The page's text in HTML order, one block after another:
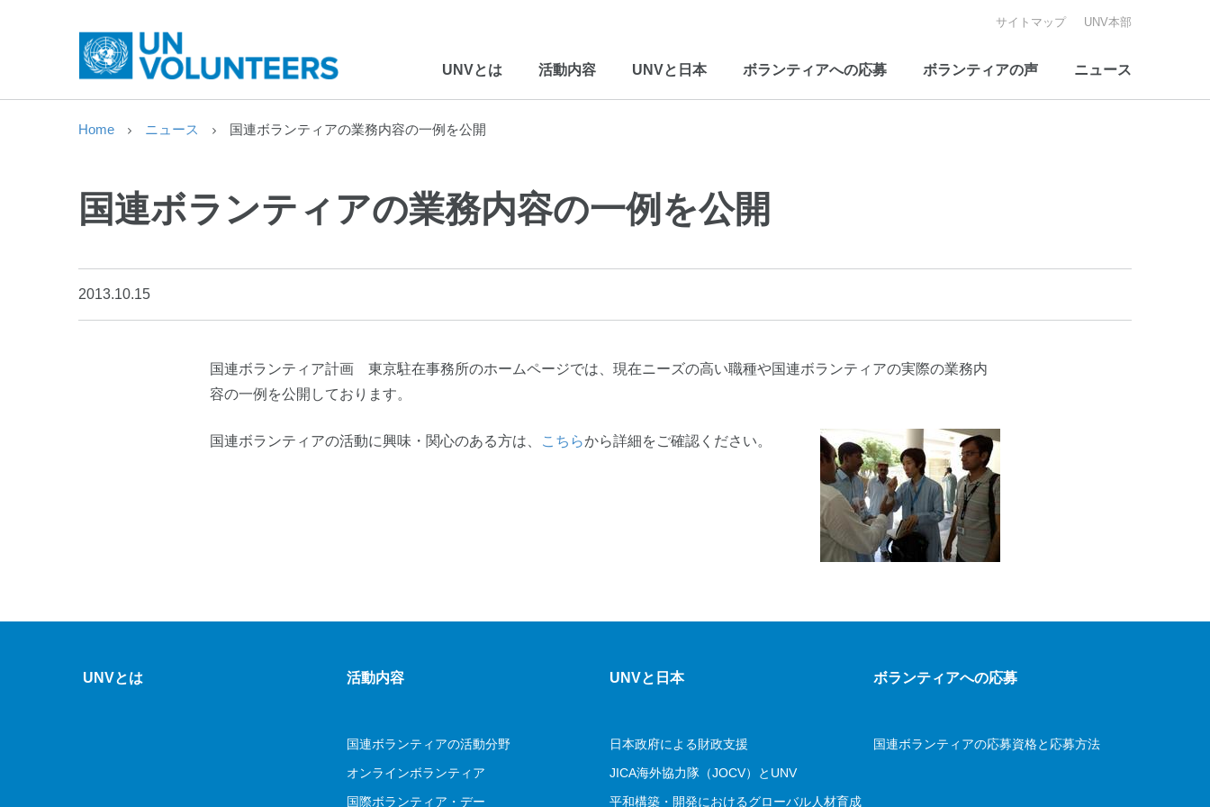
サイトマップ UNV本部
UNVとは 活動内容 UNVと日本 ボランティアへの応募 ボランティアの声 ニュース
Home ニュース 国連ボランティアの業務内容の一例を公開
国連ボランティアの業務内容の一例を公開
2013.10.15
国連ボランティア計画 東京駐在事務所のホームページでは、現在ニーズの高い職種や国連ボランティアの実際の業務内
容の一例を公開しております。
国連ボランティアの活動に興味・関心のある方は、 こちらから詳細をご確認ください。
UNVとは 活動内容
国連ボランティアの活動分野
オンラインボランティア
国際ボランティア・デー
UNVと日本
日本政府による財政支援
JICA海外協力隊（JOCV）とUNV
平和構築・開発におけるグローバル人材育成
ボランティアへの応募
国連ボランティアの応募資格と応募方法